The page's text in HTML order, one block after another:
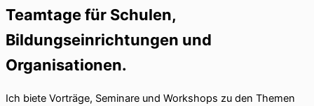
Teamtage für Schulen,
Bildungseinrichtungen und
Organisationen.
Ich biete Vorträge, Seminare und Workshops zu den Themen